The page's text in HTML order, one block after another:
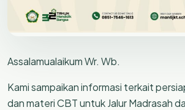
Assalamualaikum Wr. Wb.
Kami sampaikan informasi terkait
dan materi CBT untuk Jalur Madrasah